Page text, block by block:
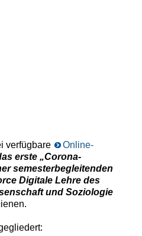
verfügbare
Online-
erste „Corona-
semesterbegleitenden
Digitale Lehre des
und Soziologie